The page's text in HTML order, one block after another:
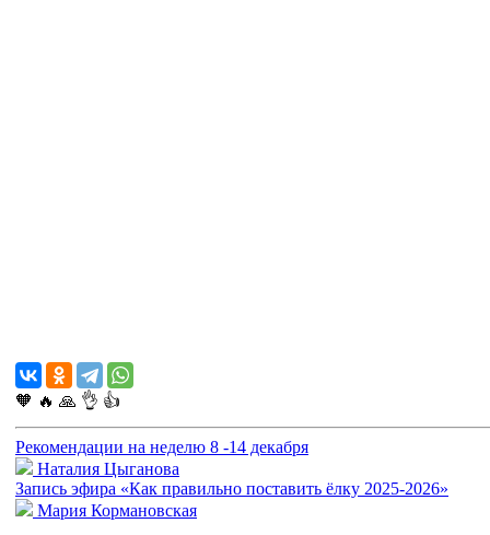
🧡 🔥 🙏 👌 👍
Рекомендации на неделю 8 -14 декабря
Наталия Цыганова
Запись эфира «Как правильно поставить ёлку 2025-2026»
Мария Кормановская